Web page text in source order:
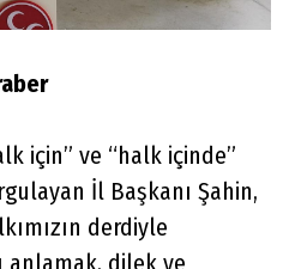
için” ve “halk içinde”
İl Başkanı Şahin,
derdiyle